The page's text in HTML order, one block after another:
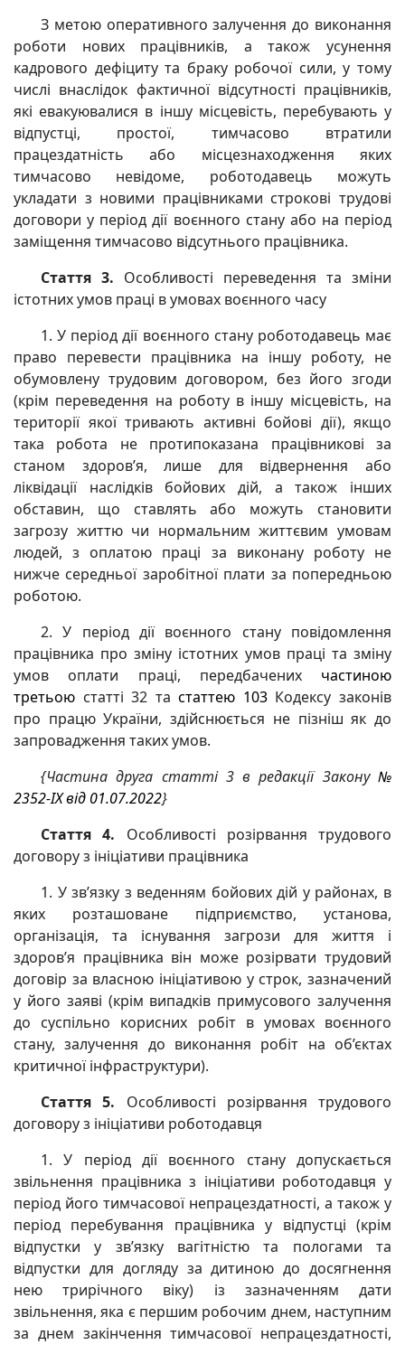
З метою оперативного залучення до виконання
роботи нових працівників, а також усунення
кадрового дефіциту та браку робочої сили, у тому
числі внаслідок фактичної відсутності працівників,
які евакуювалися в іншу місцевість, перебувають у
відпустці, простої, тимчасово втратили
працездатність або місцезнаходження яких
тимчасово невідоме, роботодавець можуть
укладати з новими працівниками строкові трудові
договори у період дії воєнного стану або на період
заміщення тимчасово відсутнього працівника.
Стаття 3. Особливості переведення та зміни
істотних умов праці в умовах воєнного часу
1. У період дії воєнного стану роботодавець має
право перевести працівника на іншу роботу, не
обумовлену трудовим договором, без його згоди
(крім переведення на роботу в іншу місцевість, на
території якої тривають активні бойові дії), якщо
така робота не протипоказана працівникові за
станом здоров’я, лише для відвернення або
ліквідації наслідків бойових дій, а також інших
обставин, що ставлять або можуть становити
загрозу життю чи нормальним життєвим умовам
людей, з оплатою праці за виконану роботу не
нижче середньої заробітної плати за попередньою
роботою.
2. У період дії воєнного стану повідомлення
працівника про зміну істотних умов праці та зміну
умов оплати праці, передбачених частиною
третьою статті 32 тастаттею 103Кодексу законів
про працю України, здійснюється не пізніш як до
запровадження таких умов.
{Частина друга статті 3 в редакції Закону №
2352-IX від 01.07.2022}
Стаття 4. Особливості розірвання трудового
договору з ініціативи працівника
1. У зв’язку з веденням бойових дій у районах, в
яких розташоване підприємство, установа,
організація, та існування загрози для життя і
здоров’я працівника він може розірвати трудовий
договір за власною ініціативою у строк, зазначений
у його заяві (крім випадків примусового залучення
до суспільно корисних робіт в умовах воєнного
стану, залучення до виконання робіт на об’єктах
критичної інфраструктури).
Стаття 5. Особливості розірвання трудового
договору з ініціативи роботодавця
1. У період дії воєнного стану допускається
звільнення працівника з ініціативи роботодавця у
період його тимчасової непрацездатності, а також у
період перебування працівника у відпустці (крім
відпустки у зв’язку вагітністю та пологами та
відпустки для догляду за дитиною до досягнення
нею трирічного віку) із зазначенням дати
звільнення, яка є першим робочим днем, наступним
за днем закінчення тимчасової непрацездатності,